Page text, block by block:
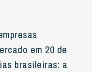
em 20 de
brasileiras: a